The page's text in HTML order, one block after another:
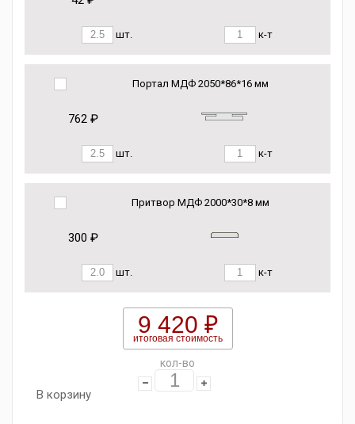
шт. к-т
Портал МДФ 2050*86*16 мм
762 ₽
шт. к-т
Притвор МДФ 2000*30*8 мм
300 ₽
шт. к-т
9 420 ₽
итоговая стоимость
кол-во
В корзину